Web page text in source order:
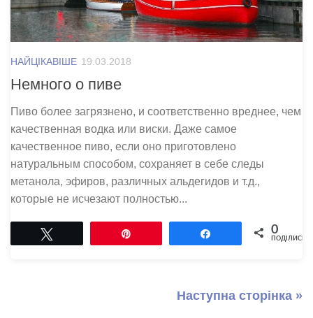
НАЙЦІКАВІШЕ 19.03.2018
Немного о пиве
Пиво более загрязнено, и соответственно вреднее, чем
качественная водка или виски. Даже самое
качественное пиво, если оно приготовлено
натуральным способом, сохраняет в себе следы
метанола, эфиров, различных альдегидов и т.д.,
которые не исчезают полностью...
Поділитися0
ПОДІЛИСЬ
Наступна сторінка »